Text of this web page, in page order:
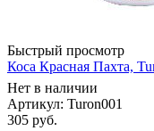
Быстрый просмотр
Коса Красная Пахта,
Нет в наличии
Артикул: Turon001
305 руб.